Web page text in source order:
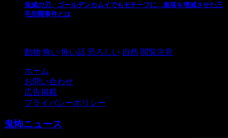
鬼滅の刃、ゴールデンカムイでもモチーフに…集落を壊滅させた三
毛別羆事件とは
動物 怖い 怖い話 恐ろしい 自然 閲覧注意
ホーム
お問い合わせ
広告掲載
プライバシーポリシー
鬼怖ニュース